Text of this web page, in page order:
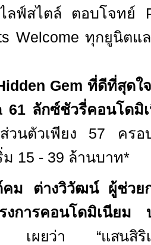
ลฟ์สไตล์ ตอบโจทย์
Welcomeทุกยูนิตแ
Gem ที่ดีที่สุดใ
61 ลักซ์ชัวรี่คอนโดมิ
วนตัวเพียง 57 ครอ
ม 15 - 39 ล้านบาท*
คม
ต่างวิวัฒน์
ผู้ช่วย
งการคอนโดมิเนียม
) เผยว่า “แสนสิริ